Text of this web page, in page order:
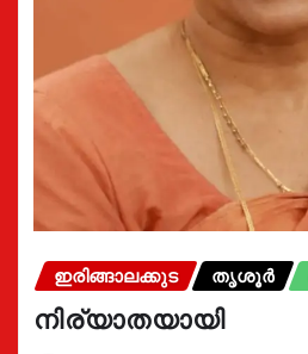
ഇരിങ്ങാലക്കുട തൃശൂർ
നിര്യാതയായി